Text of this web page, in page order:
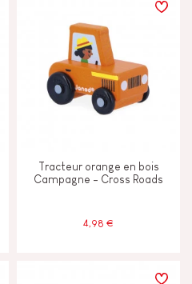
Tracteur orange en bois
Campagne - Cross Roads
4,98 €